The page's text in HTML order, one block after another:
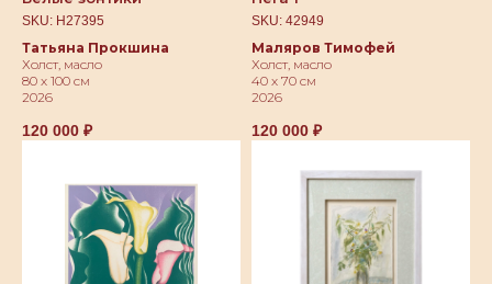
SKU: Н27395
Татьяна Прокшина
Холст, масло
80 х 100 см
2026
120 000 ₽
SKU: 42949
Маляров Тимофей
Холст, масло
40 х 70 см
2026
120 000 ₽